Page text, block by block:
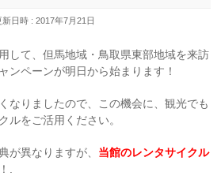
新日時 : 2017年7月21日
して、但馬地域・鳥取県東部地域を来訪
ンペーンが明日から始まります！
なりましたので、この機会に、観光でも
ルをご活用ください。
が異なりますが、 当館のレンタサイクル
.